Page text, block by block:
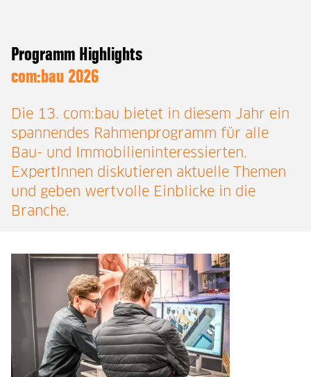
Programm Highlights
com:bau 2026
Die 13. com:bau bietet in diesem Jahr ein
spannendes Rahmenprogramm für alle
Bau- und Immobilieninteressierten.
ExpertInnen diskutieren aktuelle Themen
und geben wertvolle Einblicke in die
Branche.